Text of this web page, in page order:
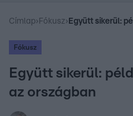
Címlap› Fókusz› Együtt sikerül:
Fókusz
Együtt sikerül:
az országban